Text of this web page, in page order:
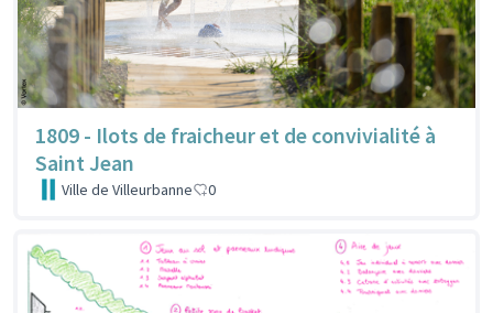
1809 - Ilots de fraicheur et de convivialité à
Saint Jean
Ville de Villeurbanne 0